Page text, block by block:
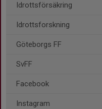
Idrottsförsäkring
Idrottsforskning
Göteborgs FF
SvFF
Facebook
Instagram